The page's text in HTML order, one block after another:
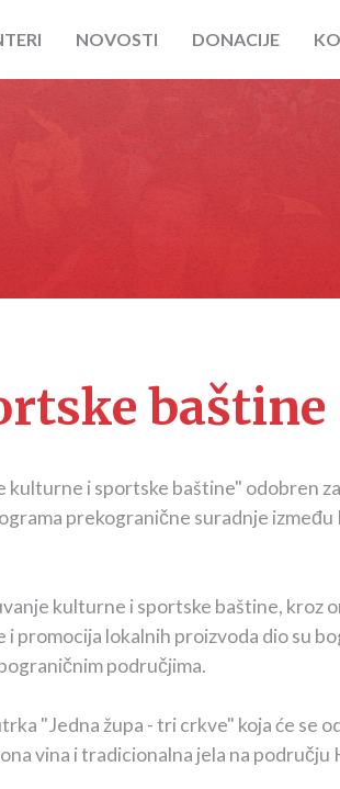
NOVOSTI DONACIJE
baštine
kulturne i sportske baštine" odobren
prekogranične suradnje između
kulturne i sportske baštine, kroz
promocija lokalnih proizvoda dio su
područjima.
"Jedna župa - tri crkve" koja će se
vina i tradicionalna jela na području